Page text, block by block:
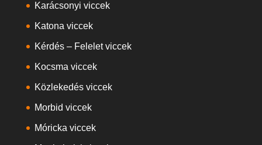
Karácsonyi viccek
Katona viccek
Kérdés – Felelet viccek
Kocsma viccek
Közlekedés viccek
Morbid viccek
Móricka viccek